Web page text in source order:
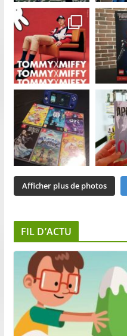
Afficher plus de photos
FIL D’ACTU